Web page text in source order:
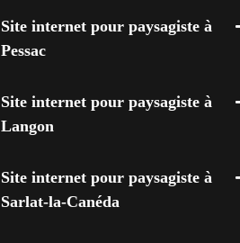
Site internet pour paysagiste à
Pessac
Site internet pour paysagiste à
Langon
Site internet pour paysagiste à
Sarlat-la-Canéda